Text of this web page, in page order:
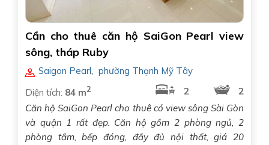
Cần cho thuê căn hộ SaiGon Pearl view
sông, tháp Ruby
Saigon Pearl, phường Thạnh Mỹ Tây
Diện tích: 84 m2 2
2
Căn hộ SaiGon Pearl cho thuê có view sông Sài Gòn
và quận 1 rất đẹp. Căn hộ gồm 2 phòng ngủ, 2
phòng tắm, bếp đóng, đầy đủ nội thất, giá 20